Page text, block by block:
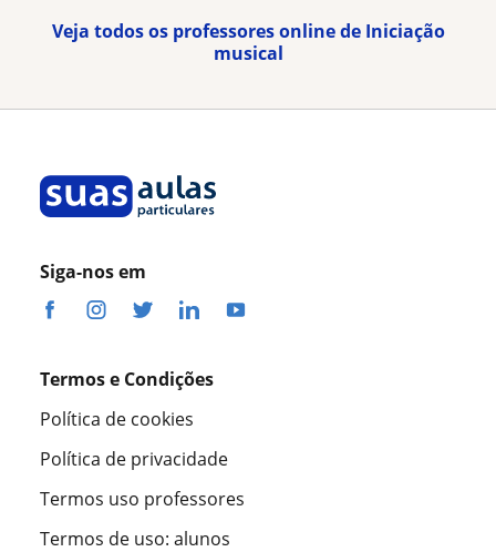
Veja todos os professores online de Iniciação
musical
Siga-nos em
Termos e Condições
Política de cookies
Política de privacidade
Termos uso professores
Termos de uso: alunos